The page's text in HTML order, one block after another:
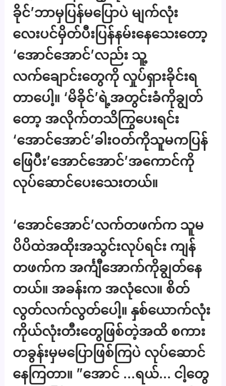
ခိုင်’ဘာမှပြန်မပြောပဲ မျက်လုံး
လေးပင်မှိတ်ပီးပြန်နမ်းနေသေးတော့
‘အောင်အောင်’လည်း သူ့
လက်ချောင်းတွေကို လှုပ်ရှားခိုင်းရ
တာပေါ့။ ‘မိခိုင်’ရဲ့အတွင်းခံကိုချွတ်
တော့ အလိုက်တသိကြွပေးရင်း
‘အောင်အောင်’ခါးဝတ်ကိုသူမကပြန်
ဖြေပီး’အောင်အောင်’အကောင်ကို
လုပ်ဆောင်ပေးသေးတယ်။
‘အောင်အောင်’လက်တဖက်က သူမ
ပိပိထဲအထိုးအသွင်းလုပ်ရင်း ကျန်
တဖက်က အင်္ကျီအောက်ကိုချွတ်နေ
တယ်။ အခန်းက အလုံလေ။ စိတ်
လွတ်လက်လွတ်ပေါ့။ နှစ်ယောက်လုံး
ကိုယ်လုံးတီးတွေဖြစ်တဲ့အထိ စကား
တခွန်းမှမပြောဖြစ်ကြပဲ လုပ်ဆောင်
နေကြတာ။ ”အောင် …ရယ်… ငါ့တွေ